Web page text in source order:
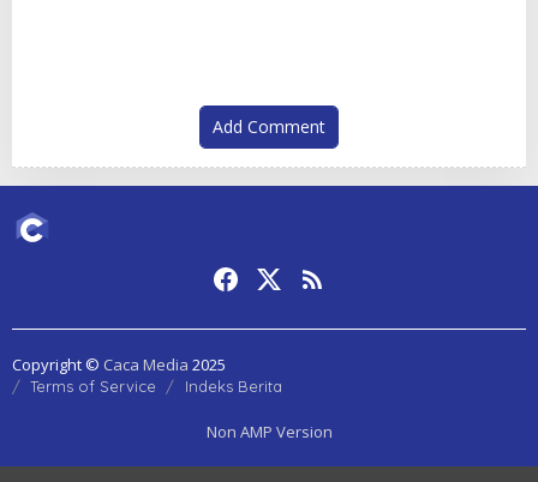
Add Comment
Copyright © Caca Media 2025
Terms of Service Indeks Berita
Non AMP Version